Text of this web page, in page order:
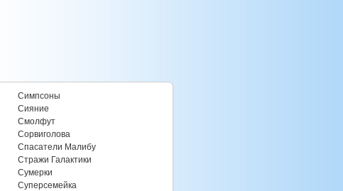
Симпсоны
Сияние
Смолфут
Сорвиголова
Спасатели Малибу
Стражи Галактики
Сумерки
Суперсемейка